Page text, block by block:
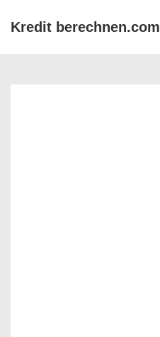
ZumKredit berechnen.com